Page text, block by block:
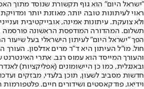
"ישראל היום" הוא גוף תקשורת שנוסד מתוך
ראוי לעיתונות טובה יותר, מאוזנת יותר
ולא צועקת. עיתונות אמינה, אובייקטיבית
הפך "ישראל היום" לעיתון הישראלי בעל שיעור
חול. מו"ל העיתון היא ד"ר מרים אדלסון. העורך
והעורך המייסד הוא עמוס רגב. אתרי
חדשות מסביב לשעון, תוכן בלעדי, מבזקים
וידיאו, פודקאסטים ושידורים חיים.